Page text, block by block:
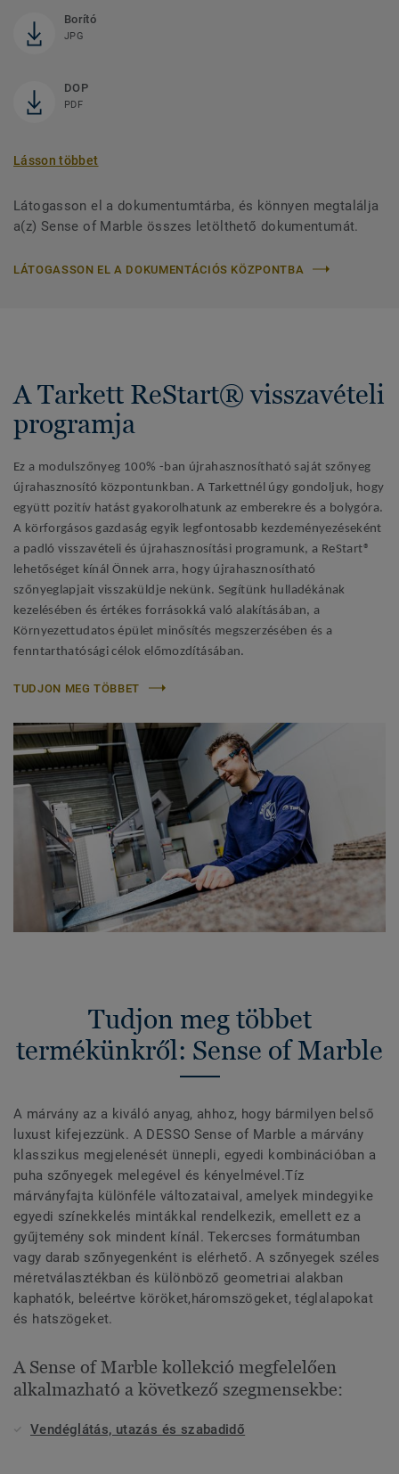
Borító
JPG
DOP
PDF
Lásson többet
Látogasson el a dokumentumtárba, és könnyen megtalálja
a(z) Sense of Marble összes letölthető dokumentumát.
LÁTOGASSON EL A DOKUMENTÁCIÓS KÖZPONTBA
A Tarkett ReStart® visszavételi
programja
Ez a modulszőnyeg 100% -ban újrahasznosítható saját szőnyeg
újrahasznosító központunkban. A Tarkettnél úgy gondoljuk, hogy
együtt pozitív hatást gyakorolhatunk az emberekre és a bolygóra.
A körforgásos gazdaság egyik legfontosabb kezdeményezéseként
a padló visszavételi és újrahasznosítási programunk, a ReStart®
lehetőséget kínál Önnek arra, hogy újrahasznosítható
szőnyeglapjait visszaküldje nekünk. Segítünk hulladékának
kezelésében és értékes forrásokká való alakításában, a
Környezettudatos épület minősítés megszerzésében és a
fenntarthatósági célok előmozdításában.
TUDJON MEG TÖBBET
Tudjon meg többet
termékünkről: Sense of Marble
A márvány az a kiváló anyag, ahhoz, hogy bármilyen belső
luxust kifejezzünk. A DESSO Sense of Marble a márvány
klasszikus megjelenését ünnepli, egyedi kombinációban a
puha szőnyegek melegével és kényelmével.Tíz
márványfajta különféle változataival, amelyek mindegyike
egyedi színekkelés mintákkal rendelkezik, emellett ez a
gyűjtemény sok mindent kínál. Tekercses formátumban
vagy darab szőnyegenként is elérhető. A szőnyegek széles
méretválasztékban és különböző geometriai alakban
kaphatók, beleértve köröket,háromszögeket, téglalapokat
és hatszögeket.
A Sense of Marble kollekció megfelelően
alkalmazható a következő szegmensekbe:
Vendéglátás, utazás és szabadidő